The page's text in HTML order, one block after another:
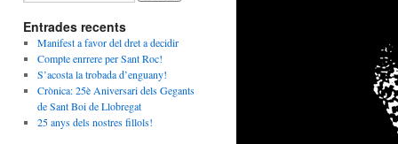
Entrades recents
Manifest a favor del dret a decidir
Compte enrrere per Sant Roc!
S’acosta la trobada d’enguany!
Crònica: 25è Aniversari dels Gegants
de Sant Boi de Llobregat
25 anys dels nostres fillols!